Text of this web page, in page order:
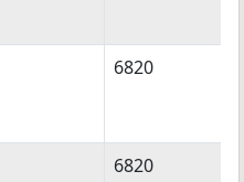
6820
6820